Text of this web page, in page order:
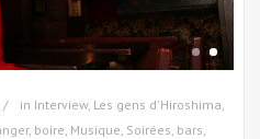
in Interview, Les gens d'Hiroshima
boire Musique Soirées, bars,